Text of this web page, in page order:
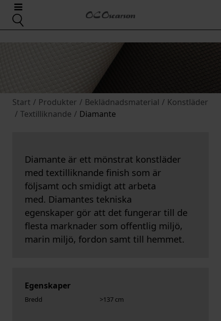
Start / Produkter / Beklädnadsmaterial / Konstläder
/ Textilliknande / Diamante
Diamante är ett mönstrat konstläder
med textilliknande finish som är
följsamt och smidigt att arbeta
med. Diamantes tekniska
egenskaper gör att det fungerar till de
flesta marknader som offentlig miljö,
marin miljö, fordon samt till hemmet.
Egenskaper
Bredd >137 cm